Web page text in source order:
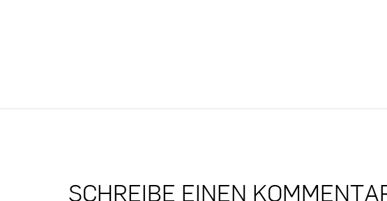
SCHREIBE EINEN